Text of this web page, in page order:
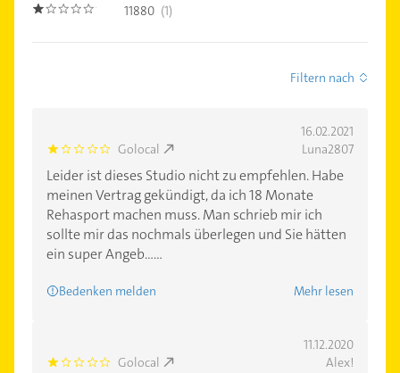
1.0 11880 (1)
Filtern nach
16.02.2021
1.0 Golocal Luna2807
Leider ist dieses Studio nicht zu empfehlen. Habe
meinen Vertrag gekündigt, da ich 18 Monate
Rehasport machen muss. Man schrieb mir ich
sollte mir das nochmals überlegen und Sie hätten
ein super Angeb......
Bedenken melden Mehr lesen
11.12.2020
1.0 Golocal Alex!